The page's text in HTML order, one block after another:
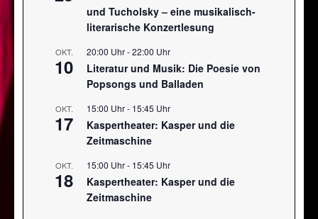
und Tucholsky – eine musikalisch-
literarische Konzertlesung
OKT.
10
20:00 Uhr-22:00 Uhr
Literatur und Musik: Die Poesie von
Popsongs und Balladen
OKT.
17
15:00 Uhr- 15:45 Uhr
Kaspertheater: Kasper und die
Zeitmaschine
OKT.
18
15:00 Uhr- 15:45 Uhr
Kaspertheater: Kasper und die
Zeitmaschine